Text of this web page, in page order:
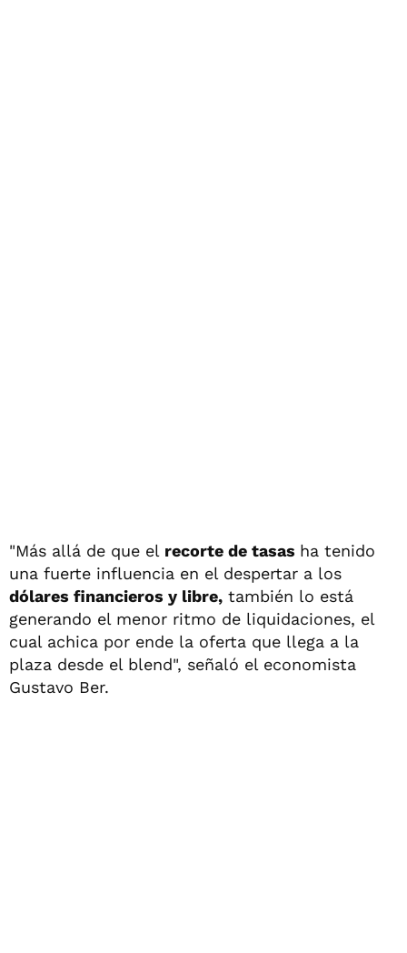
"Más allá de que el recorte de tasas ha tenido
una fuerte influencia en el despertar a los
dólares financieros y libre, también lo está
generando el menor ritmo de liquidaciones, el
cual achica por ende la oferta que llega a la
plaza desde el blend", señaló el economista
Gustavo Ber.